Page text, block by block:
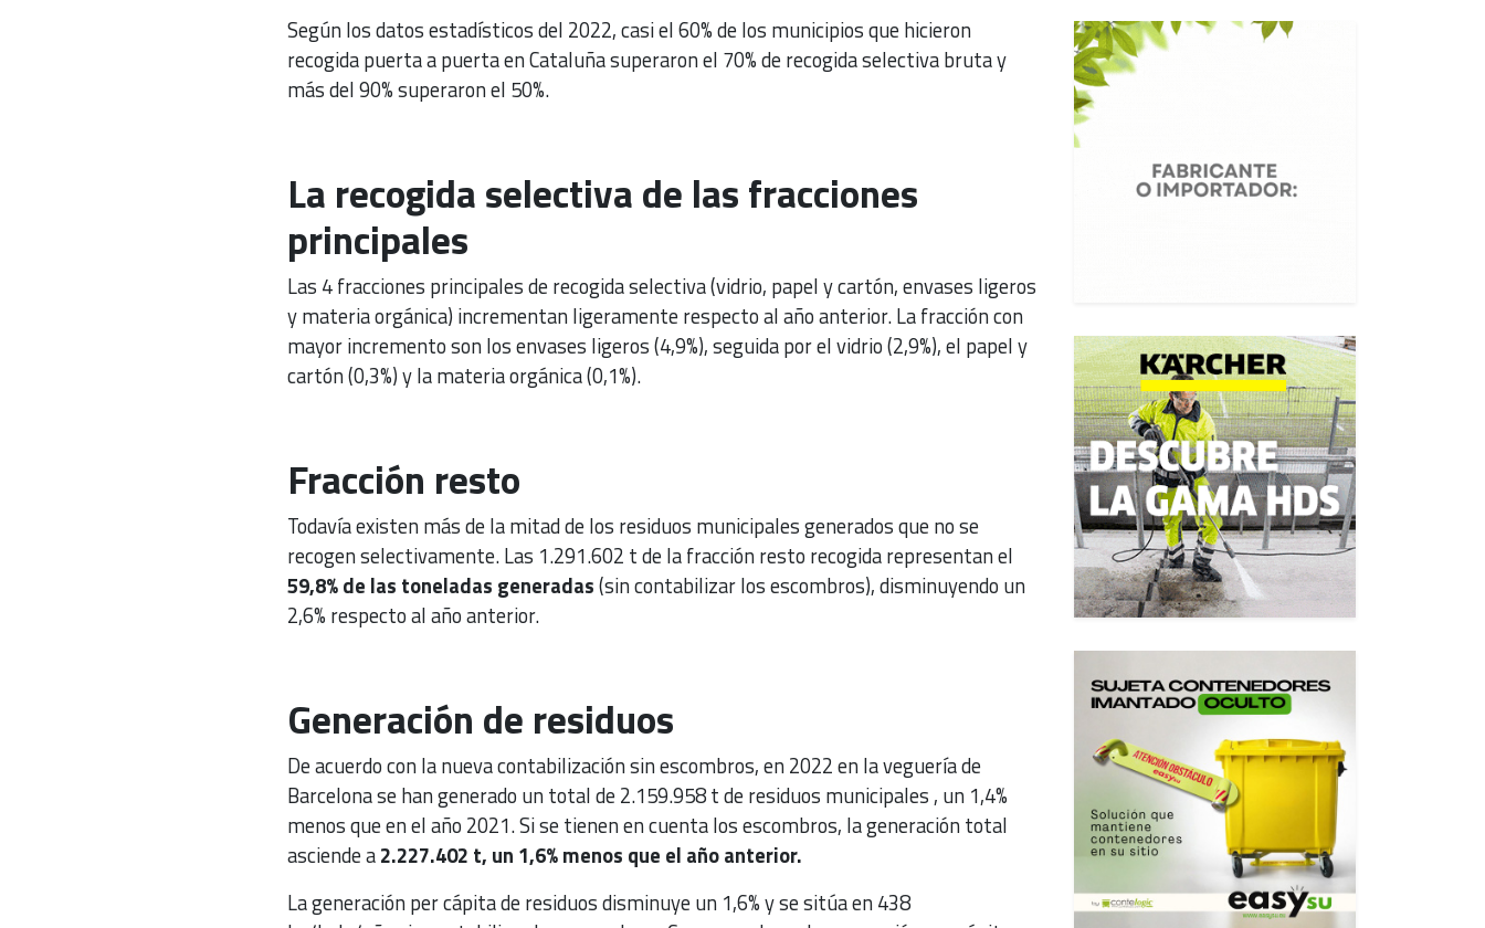
Según los datos estadísticos del 2022, casi el 60% de los municipios que hicieron
recogida puerta a puerta en Cataluña superaron el 70% de recogida selectiva bruta y
más del 90% superaron el 50%.
La recogida selectiva de las fracciones
principales
Las 4 fracciones principales de recogida selectiva (vidrio, papel y cartón, envases ligeros
y materia orgánica) incrementan ligeramente respecto al año anterior. La fracción con
mayor incremento son los envases ligeros (4,9%), seguida por el vidrio (2,9%), el papel y
cartón (0,3%) y la materia orgánica (0,1%).
Fracción resto
Todavía existen más de la mitad de los residuos municipales generados que no se
recogen selectivamente. Las 1.291.602 t de la fracción resto recogida representan el
59,8% de las toneladas generadas(sin contabilizar los escombros), disminuyendo un
2,6% respecto al año anterior.
Generación de residuos
De acuerdo con la nueva contabilización sin escombros, en 2022 en la veguería de
Barcelona se han generado un total de 2.159.958 t de residuos municipales , un 1,4%
menos que en el año 2021. Si se tienen en cuenta los escombros, la generación total
asciende a2.227.402 t, un 1,6% menos que el año anterior.
La generación per cápita de residuos disminuye un 1,6% y se sitúa en 438